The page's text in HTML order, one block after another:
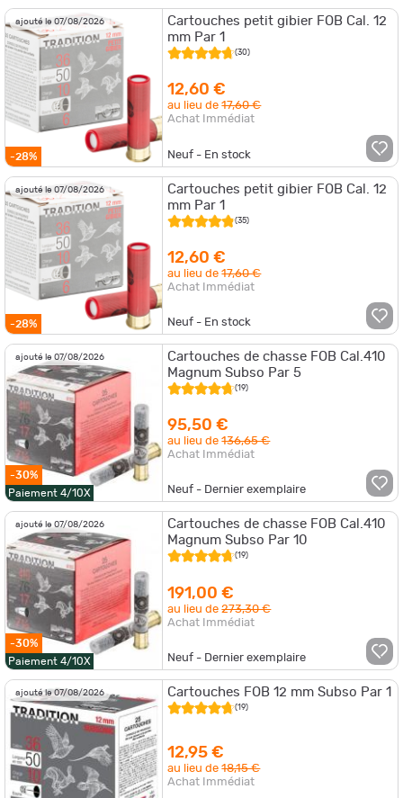
ajouté le 07/08/2026
-28%
Cartouches petit gibier FOB Cal. 12
mm Par 1
(30)
12,60 €
au lieu de17,60 €
Achat Immédiat
Neuf - En stock
ajouté le 07/08/2026
-28%
Cartouches petit gibier FOB Cal. 12
mm Par 1
(35)
12,60 €
au lieu de17,60 €
Achat Immédiat
Neuf - En stock
ajouté le 07/08/2026
-30%
Paiement 4/10X
Cartouches de chasse FOB Cal.410
Magnum Subso Par 5
(19)
95,50 €
au lieu de136,65 €
Achat Immédiat
Neuf - Dernier exemplaire
ajouté le 07/08/2026
-30%
Paiement 4/10X
Cartouches de chasse FOB Cal.410
Magnum Subso Par 10
(19)
191,00 €
au lieu de273,30 €
Achat Immédiat
Neuf - Dernier exemplaire
ajouté le 07/08/2026 Cartouches FOB 12 mm Subso Par 1
(19)
12,95 €
au lieu de18,15 €
Achat Immédiat